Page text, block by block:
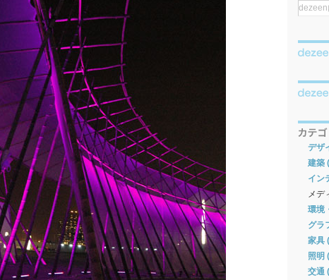
デザ
建築
イン
メデ
環境
グラ
家具
照明
交通